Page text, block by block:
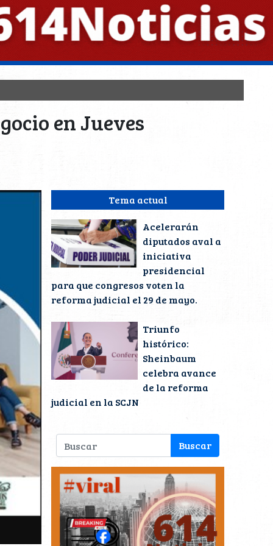
en Jueves
Tema actual
Acelerarán
diputados aval a
iniciativa
presidencial
para que congresos voten la
reforma judicial el 29 de mayo.
Triunfo
histórico:
Sheinbaum
celebra avance
de la reforma
judicial en la SCJN